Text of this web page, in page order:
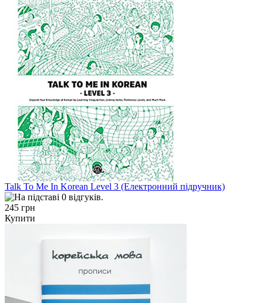
Talk To Me In Korean Level 3 (Електронний підручник)
245 грн
Купити